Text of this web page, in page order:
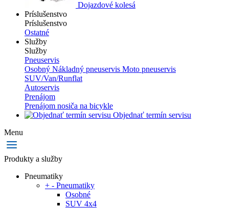
Dojazdové kolesá
Príslušenstvo
Príslušenstvo
Ostatné
Služby
Služby
Pneuservis
Osobný Nákladný pneuservis Moto pneuservis
SUV/Van/Runflat
Autoservis
Prenájom
Prenájom nosiča na bicykle
Objednať termín servisu
Menu
Produkty a služby
Pneumatiky
+ - Pneumatiky
Osobné
SUV 4x4